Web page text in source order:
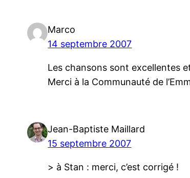
Marco
14 septembre 2007
Les chansons sont excellentes
Merci à la Communauté de
Jean-Baptiste Maillard
15 septembre 2007
> à Stan : merci, c’est corrigé !